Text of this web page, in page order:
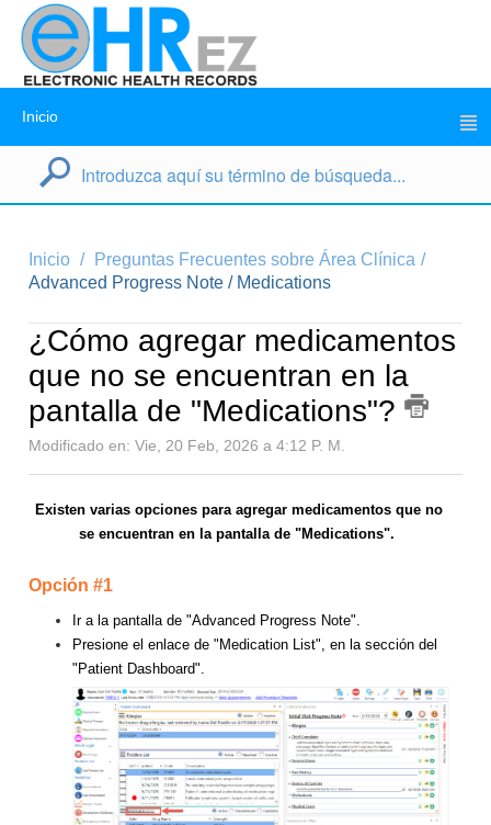
Inicio
Inicio
Preguntas Frecuentes sobre Área Clínica
Advanced Progress Note / Medications
¿Cómo agregar medicamentos
que no se encuentran en la
pantalla de "Medications"?
Modificado en: Vie, 20 Feb, 2026 a 4:12 P. M.
Existen varias opciones para agregar medicamentos que no
se encuentran en la pantalla de "Medications".
Opción #1
Ir a la pantalla de "Advanced Progress Note".
Presione el enlace de "Medication List", en la sección del
"Patient Dashboard".